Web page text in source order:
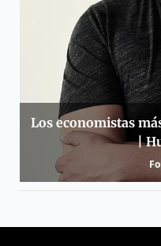
Los economistas
|